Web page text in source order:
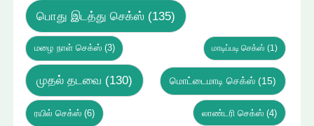
பொது இடத்து செக்ஸ் (135)
மழை நாள் செக்ஸ்(3) மாடிப்படி செக்ஸ் (1)
முதல் தடவை (130) மொட்டைமாடி செக்ஸ் (15)
ரயில் செக்ஸ் (6) லாண்டரி செக்ஸ் (4)